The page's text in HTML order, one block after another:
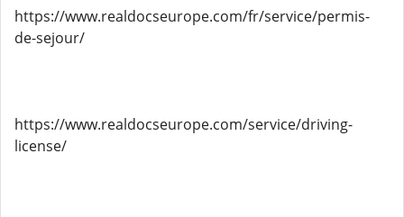
https://www.realdocseurope.com/fr/service/permis-
de-sejour/
https://www.realdocseurope.com/service/driving-
license/